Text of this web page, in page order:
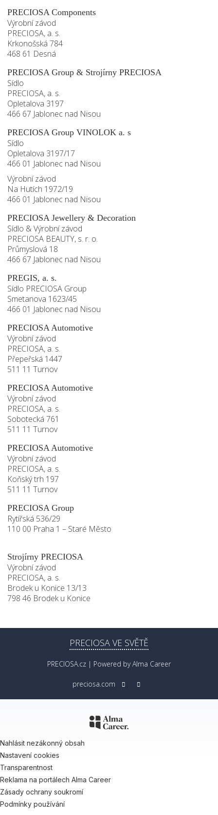
PRECIOSA Components
Výrobní závod
PRECIOSA, a. s.
Krkonošská 784
468 61 Desná
PRECIOSA Group & Strojírny PRECIOSA
Sídlo
PRECIOSA, a. s.
Opletalova 3197
466 67 Jablonec nad Nisou
PRECIOSA Group VINOLOK a. s
Sídlo
Opletalova 3197/17
466 01 Jablonec nad Nisou
Výrobní závod
Na Hutích 1972/19
466 01 Jablonec nad Nisou
PRECIOSA Jewellery & Decoration
Sídlo & Výrobní závod
PRECIOSA BEAUTY, s. r. o.
Průmyslová 18
466 67 Jablonec nad Nisou
PREGIS, a. s.
Sídlo PRECIOSA Group
Smetanova 1623/45
466 01 Jablonec nad Nisou
PRECIOSA Automotive
Výrobní závod
PRECIOSA, a. s.
Přepeřská 1447
511 11 Turnov
PRECIOSA Automotive
Výrobní závod
PRECIOSA, a. s.
Sobotecká 761
511 11 Turnov
PRECIOSA Automotive
Výrobní závod
PRECIOSA, a. s.
Koňský trh 197
511 11 Turnov
PRECIOSA Group
Rytířská 536/29
110 00 Praha 1 – Staré Město
Strojírny PRECIOSA
Výrobní závod
PRECIOSA, a. s.
Brodek u Konice 13/13
798 46 Brodek u Konice
PRECIOSA VE SVĚTĚ
PRECIOSA.cz | Powered byAlma Career
preciosa.com
Nahlásit nezákonný obsah
Nastavení cookies
Transparentnost
Reklama na portálech Alma Career
Zásady ochrany soukromí
Podmínky používání